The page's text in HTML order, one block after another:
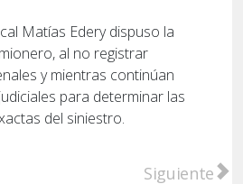
Matías Edery dispuso la
al no registrar
y mientras continúan
para determinar las
del siniestro.
De una causa por
Artículo
Siguiente